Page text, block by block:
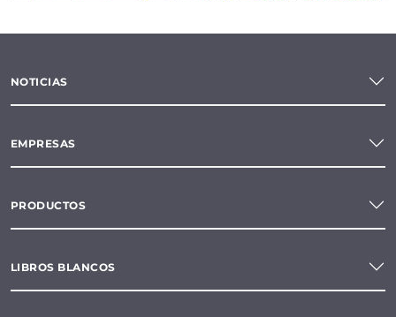
NOTICIAS
EMPRESAS
PRODUCTOS
LIBROS BLANCOS